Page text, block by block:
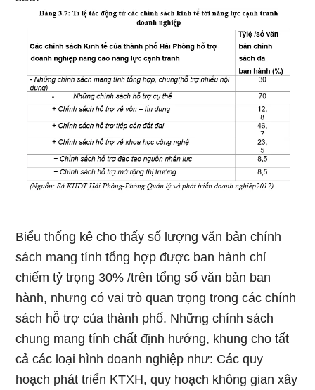
Biểu thống kê cho thấy số lượng văn bản chính
sách mang tính tổng hợp được ban hành chỉ
chiếm tỷ trọng 30% /trên tổng số văn bản ban
hành, nhưng có vai trò quan trọng trong các chính
sách hỗ trợ của thành phố. Những chính sách
chung mang tính chất định hướng, khung cho tất
cả các loại hình doanh nghiệp như: Các quy
hoạch phát triển KTXH, quy hoạch không gian xây